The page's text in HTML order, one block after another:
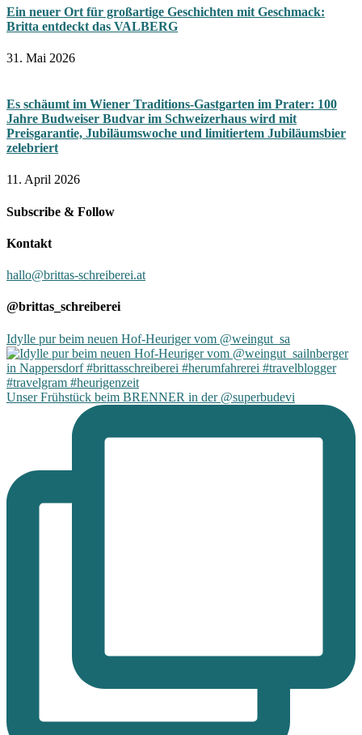
Ein neuer Ort für großartige Geschichten mit Geschmack:
Britta entdeckt das VALBERG
31. Mai 2026
Es schäumt im Wiener Traditions-Gastgarten im Prater: 100
Jahre Budweiser Budvar im Schweizerhaus wird mit
Preisgarantie, Jubiläumswoche und limitiertem Jubiläumsbier
zelebriert
11. April 2026
Subscribe & Follow
Kontakt
hallo@brittas-schreiberei.at
@brittas_schreiberei
Idylle pur beim neuen Hof-Heuriger vom @weingut_sa
Unser Frühstück beim BRENNER in der @superbudevi